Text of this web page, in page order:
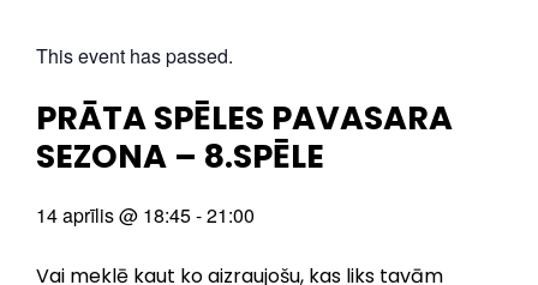
This event has passed.
PRĀTA SPĒLES PAVASARA
SEZONA – 8.SPĒLE
14 aprīlis@ 18:45-21:00
Vai meklē kaut ko aizraujošu, kas liks tavām